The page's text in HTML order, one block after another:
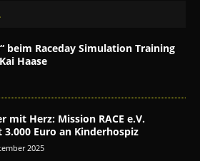
beim Raceday Simulation Training
Haase
mit Herz: Mission RACE e.V.
3.000 Euro an Kinderhospiz
2025